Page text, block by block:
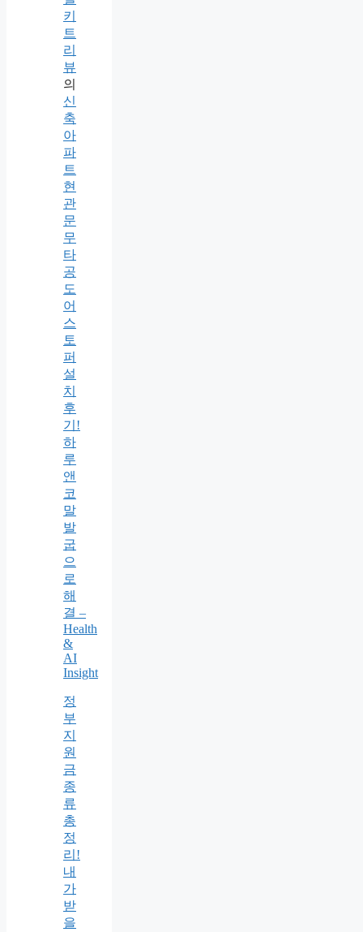
키
트
리
뷰
의
신
축
아
파
트
현
관
문
무
타
공
도
어
스
토
퍼
설
치
후
기!
하
루
앤
코
말
발
굽
으
로
해
결 –
Health
&
AI
Insight
정
부
지
원
금
종
류
총
정
리!
내
가
받
을